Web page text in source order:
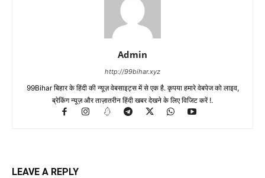
Admin
http://99bihar.xyz
99Bihar बिहार के हिंदी की न्यूज़ वेबसाइट्स में से एक है. कृपया हमारे वेबपेज को लाइव,
ब्रेकिंग न्यूज़ और ताज़ातरीन हिंदी खबर देखने के लिए विजिट करें !.
LEAVE A REPLY